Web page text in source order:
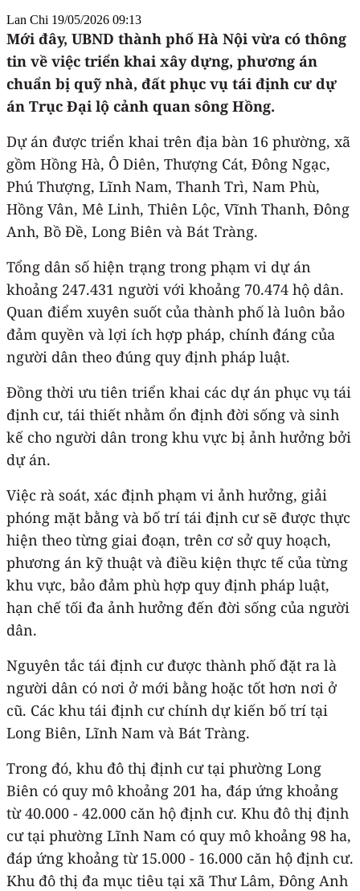
Lan Chi 19/05/2026 09:13
Mới đây, UBND thành phố Hà Nội vừa có thông
tin về việc triển khai xây dựng, phương án
chuẩn bị quỹ nhà, đất phục vụ tái định cư dự
án Trục Đại lộ cảnh quan sông Hồng.
Dự án được triển khai trên địa bàn 16 phường, xã
gồm Hồng Hà, Ô Diên, Thượng Cát, Đông Ngạc,
Phú Thượng, Lĩnh Nam, Thanh Trì, Nam Phù,
Hồng Vân, Mê Linh, Thiên Lộc, Vĩnh Thanh, Đông
Anh, Bồ Đề, Long Biên và Bát Tràng.
Tổng dân số hiện trạng trong phạm vi dự án
khoảng 247.431 người với khoảng 70.474 hộ dân.
Quan điểm xuyên suốt của thành phố là luôn bảo
đảm quyền và lợi ích hợp pháp, chính đáng của
người dân theo đúng quy định pháp luật.
Đồng thời ưu tiên triển khai các dự án phục vụ tái
định cư, tái thiết nhằm ổn định đời sống và sinh
kế cho người dân trong khu vực bị ảnh hưởng bởi
dự án.
Việc rà soát, xác định phạm vi ảnh hưởng, giải
phóng mặt bằng và bố trí tái định cư sẽ được thực
hiện theo từng giai đoạn, trên cơ sở quy hoạch,
phương án kỹ thuật và điều kiện thực tế của từng
khu vực, bảo đảm phù hợp quy định pháp luật,
hạn chế tối đa ảnh hưởng đến đời sống của người
dân.
Nguyên tắc tái định cư được thành phố đặt ra là
người dân có nơi ở mới bằng hoặc tốt hơn nơi ở
cũ. Các khu tái định cư chính dự kiến bố trí tại
Long Biên, Lĩnh Nam và Bát Tràng.
Trong đó, khu đô thị định cư tại phường Long
Biên có quy mô khoảng 201 ha, đáp ứng khoảng
từ 40.000 - 42.000 căn hộ định cư. Khu đô thị định
cư tại phường Lĩnh Nam có quy mô khoảng 98 ha,
đáp ứng khoảng từ 15.000 - 16.000 căn hộ định cư.
Khu đô thị đa mục tiêu tại xã Thư Lâm, Đông Anh